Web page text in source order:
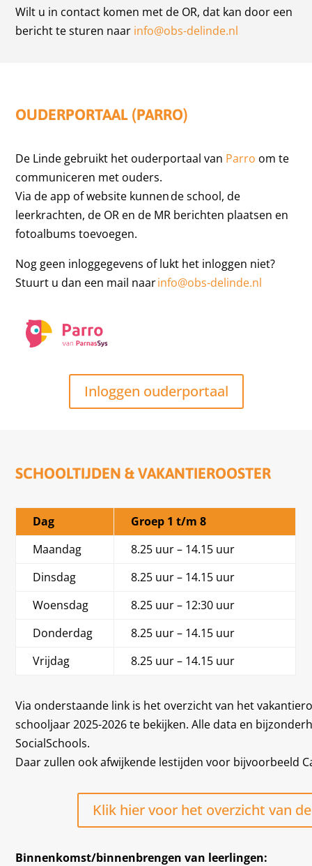
Wilt u in contact komen met de OR, dat kan door een
bericht te sturen naar info@obs-delinde.nl
OUDERPORTAAL (PARRO)
De Linde gebruikt het ouderportaal van Parro om te
communiceren met ouders.
Via de app of website kunnen de school, de
leerkrachten, de OR en de MR berichten plaatsen en
fotoalbums toevoegen.
Nog geen inloggegevens of lukt het inloggen niet?
Stuurt u dan een mail naarinfo@obs-delinde.nl
Inloggen ouderportaal
SCHOOLTIJDEN & VAKANTIEROOSTER
Dag
Groep 1 t/m 8
Maandag
8.25 uur – 14.15 uur
Dinsdag
8.25 uur – 14.15 uur
Woensdag
8.25 uur – 12:30 uur
Donderdag
8.25 uur – 14.15 uur
Vrijdag
8.25 uur – 14.15 uur
Via onderstaande link is het overzicht van het
schooljaar 2025-2026 te bekijken. Alle data en
SocialSchools.
Daar zullen ook afwijkende lestijden voor bijvoorbeeld
Klik hier voor het overzicht van
Binnenkomst/binnenbrengen van leerlingen: